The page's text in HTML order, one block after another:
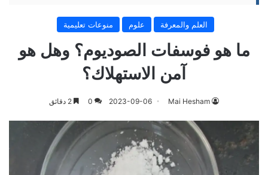
العلم والمعرفة علوم منوعات تعليمية
ما هو فوسفات الصوديوم؟ وهل هو
آمن الاستهلاك؟
Mai Hesham
2023-09-06
0